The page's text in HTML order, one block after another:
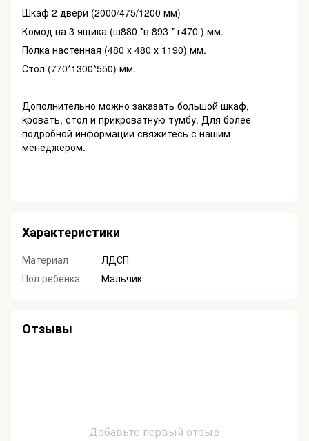
Шкаф 2 двери (2000/475/1200 мм)
Комод на 3 ящика (ш880 *в 893 * г470 ) мм.
Полка настенная (480 х 480 х 1190) мм.
Стол (770*1300*550) мм.
Дополнительно можно заказать большой шкаф,
кровать, стол и прикроватную тумбу. Для более
подробной информации свяжитесь с нашим
менеджером.
Характеристики
Материал
ЛДСП
Пол ребенка
Мальчик
Отзывы
Добавьте первый отзыв